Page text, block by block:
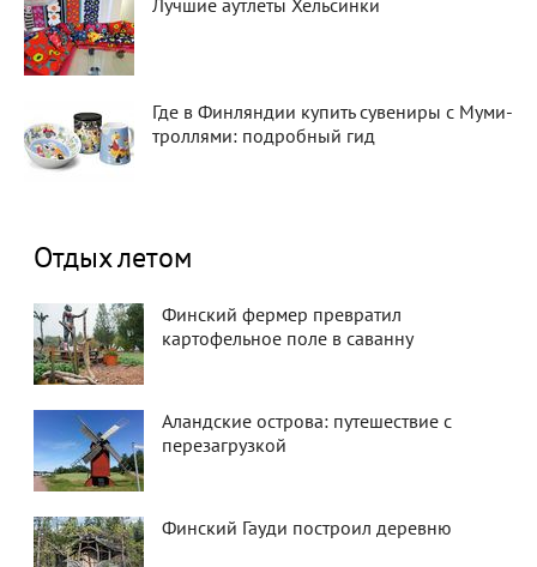
Лучшие аутлеты Хельсинки
Где в Финляндии купить сувениры с Муми-
троллями: подробный гид
Отдых летом
Финский фермер превратил
картофельное поле в саванну
Аландские острова: путешествие с
перезагрузкой
Финский Гауди построил деревню